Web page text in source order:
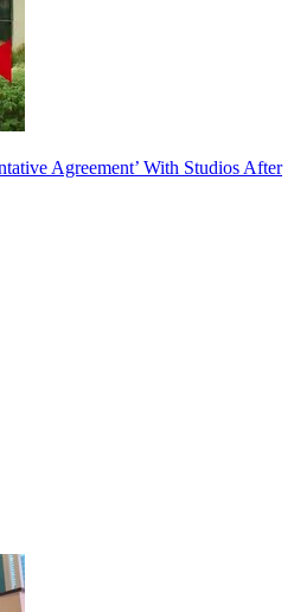
Agreement’ With Studios After